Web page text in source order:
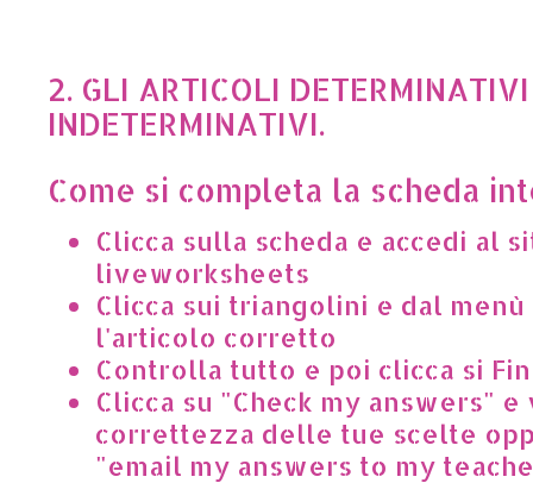
2. GLI ARTICOLI
INDETERMINATIVI.
Come si completa la scheda
Clicca sulla scheda e accedi al
liveworksheets
Clicca sui triangolini e dal
l'articolo corretto
Controlla tutto e poi clicca si
Clicca su "Check my answers"
correttezza delle tue scelte
"email my answers to my